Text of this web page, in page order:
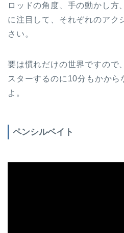
ロッドの角度、手の動かし方
に注目して、それぞれのアク
さい。
要は慣れだけの世界ですので
スターするのに10分もかから
よ。
ペンシルベイト